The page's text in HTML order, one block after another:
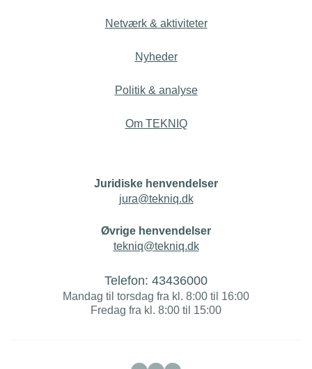
Netværk & aktiviteter
Nyheder
Politik & analyse
Om TEKNIQ
Juridiske henvendelser
jura@tekniq.dk
Øvrige henvendelser
tekniq@tekniq.dk
Telefon: 43436000
Mandag til torsdag fra kl. 8:00 til 16:00
Fredag fra kl. 8:00 til 15:00